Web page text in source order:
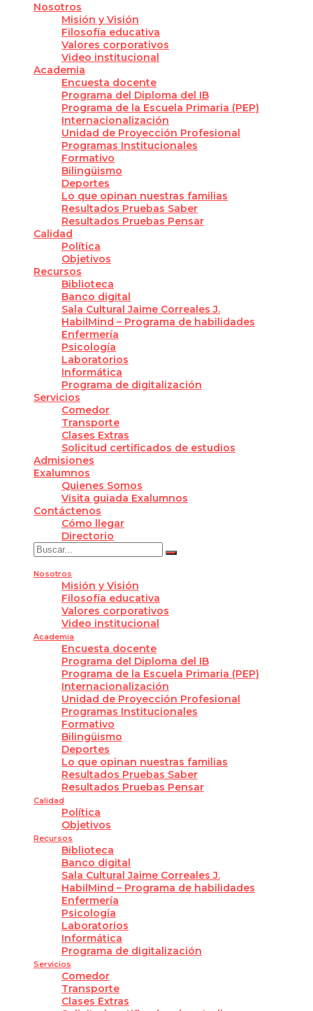
Nosotros
Misión y Visión
Filosofía educativa
Valores corporativos
Video institucional
Academia
Encuesta docente
Programa del Diploma del IB
Programa de la Escuela Primaria (PEP)
Internacionalización
Unidad de Proyección Profesional
Programas Institucionales
Formativo
Bilingüismo
Deportes
Lo que opinan nuestras familias
Resultados Pruebas Saber
Resultados Pruebas Pensar
Calidad
Política
Objetivos
Recursos
Biblioteca
Banco digital
Sala Cultural Jaime Correales J.
HabilMind – Programa de habilidades
Enfermería
Psicología
Laboratorios
Informática
Programa de digitalización
Servicios
Comedor
Transporte
Clases Extras
Solicitud certificados de estudios
Admisiones
Exalumnos
Quienes Somos
Visita guiada Exalumnos
Contáctenos
Cómo llegar
Directorio
Nosotros
Misión y Visión
Filosofía educativa
Valores corporativos
Video institucional
Academia
Encuesta docente
Programa del Diploma del IB
Programa de la Escuela Primaria (PEP)
Internacionalización
Unidad de Proyección Profesional
Programas Institucionales
Formativo
Bilingüismo
Deportes
Lo que opinan nuestras familias
Resultados Pruebas Saber
Resultados Pruebas Pensar
Calidad
Política
Objetivos
Recursos
Biblioteca
Banco digital
Sala Cultural Jaime Correales J.
HabilMind – Programa de habilidades
Enfermería
Psicología
Laboratorios
Informática
Programa de digitalización
Servicios
Comedor
Transporte
Clases Extras